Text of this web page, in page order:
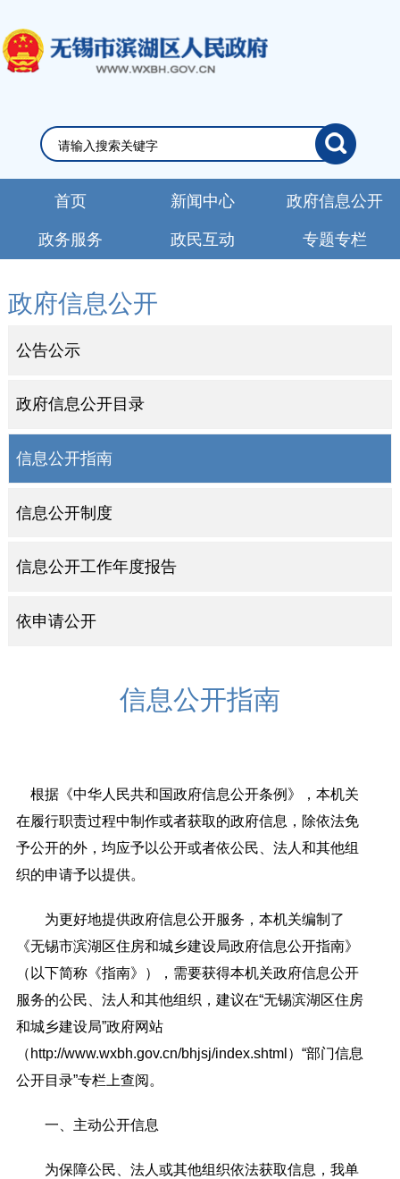
首页 新闻中心 政府信息公开
政务服务 政民互动 专题专栏
政府信息公开
公告公示
政府信息公开目录
信息公开指南
信息公开制度
信息公开工作年度报告
依申请公开
信息公开指南
根据《中华人民共和国政府信息公开条例》，本机关
在履行职责过程中制作或者获取的政府信息，除依法免
予公开的外，均应予以公开或者依公民、法人和其他组
织的申请予以提供。
为更好地提供政府信息公开服务，本机关编制了
《无锡市滨湖区住房和城乡建设局政府信息公开指南》
（以下简称《指南》），需要获得本机关政府信息公开
服务的公民、法人和其他组织，建议在“无锡滨湖区住房
和城乡建设局”政府网站
（http://www.wxbh.gov.cn/bhjsj/index.shtml）“部门信息
公开目录”专栏上查阅。
一、主动公开信息
为保障公民、法人或其他组织依法获取信息，我单